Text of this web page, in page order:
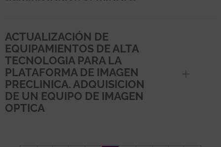
ACTUALIZACIÓN DE
EQUIPAMIENTOS DE ALTA
TECNOLOGIA PARA LA
PLATAFORMA DE IMAGEN
PRECLINICA. ADQUISICION
DE UN EQUIPO DE IMAGEN
OPTICA